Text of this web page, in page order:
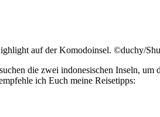
auf der Komodoinsel. ©duchy/
die zwei indonesischen Inseln,
ich Euch meine Reisetipps: